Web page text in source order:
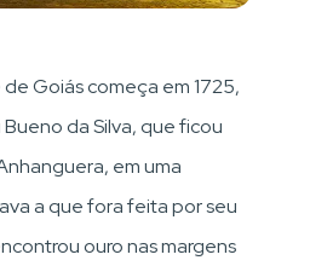
Goiás começa em 1725,
da Silva, que ficou
em uma
a que fora feita por seu
ouro nas margens